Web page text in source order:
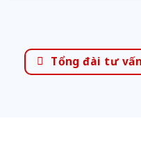
Tổng đài tư